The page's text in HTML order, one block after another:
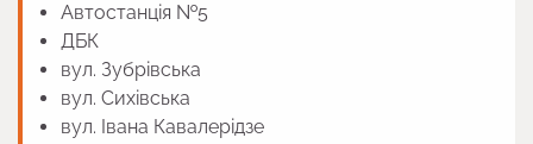
Автостанція №5
ДБК
вул. Зубрівська
вул. Сихівська
вул. Івана Кавалерідзе